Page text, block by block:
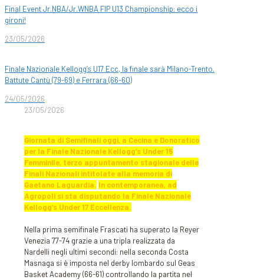
Final Event Jr.NBA/Jr.WNBA FIP U13 Championship: ecco i
gironi!
23/05/2026
Finale Nazionale Kellogg’s U17 Ecc, la finale sarà Milano-Trento.
Battute Cantù (79-69) e Ferrara (66-60)
24/05/2026
23/05/2026
Giornata di Semifinali oggi, a Cecina e Donoratico
per la Finale Nazionale Kellogg’s Under 15
Femminile, terzo appuntamento stagionale delle
Finali Nazionali intitolate alla memoria di
Gaetano Laguardia. In contemporanea, ad
Agropoli si sta disputando la Finale Nazionale
Kellogg’s Under 17 Eccellenza.
Nella prima semifinale Frascati ha superato la Reyer
Venezia 77-74 grazie a una tripla realizzata da
Nardelli negli ultimi secondi: nella seconda Costa
Masnaga si è imposta nel derby lombardo sul Geas
Basket Academy (66-61) controllando la partita nel